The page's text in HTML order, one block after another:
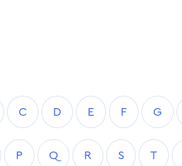
C D E F G
P Q R S T